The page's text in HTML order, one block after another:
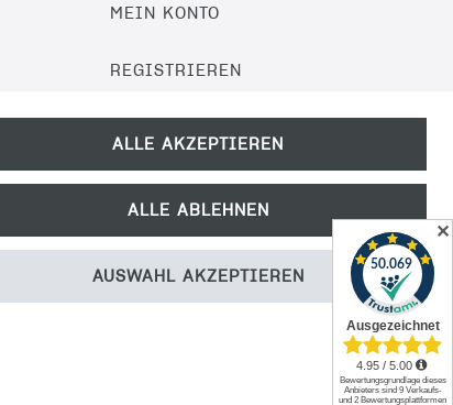
MEIN KONTO
REGISTRIEREN
PRODUKTKATALOG
MEDIEN-DOWNLOAD
ALLE AKZEPTIEREN
ALLE ABLEHNEN
AUSWAHL AKZEPTIEREN
✕